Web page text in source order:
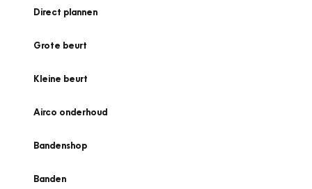
Direct plannen
Grote beurt
Kleine beurt
Airco onderhoud
Bandenshop
Banden